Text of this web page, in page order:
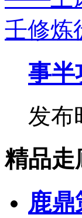
事
发布
精品走
鹿